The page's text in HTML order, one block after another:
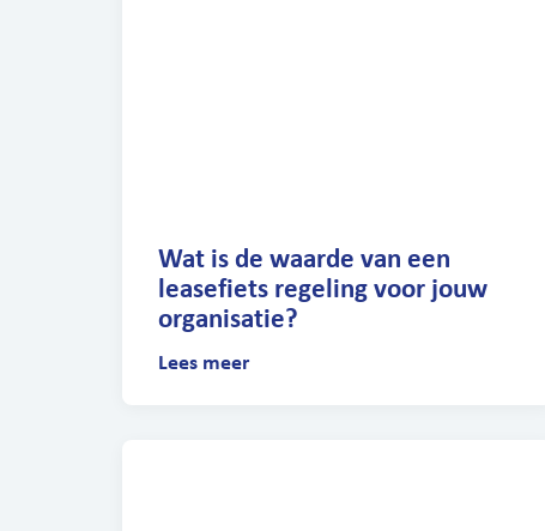
Wat is de waarde van een
leasefiets regeling voor jouw
organisatie?
Lees meer